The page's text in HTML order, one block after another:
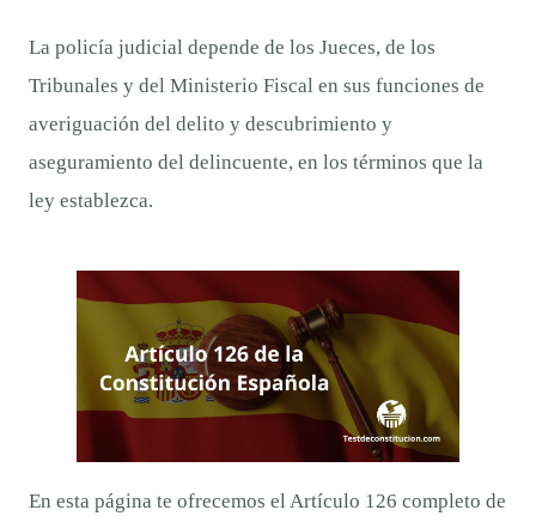
La policía judicial depende de los Jueces, de los
Tribunales y del Ministerio Fiscal en sus funciones de
averiguación del delito y descubrimiento y
aseguramiento del delincuente, en los términos que la
ley establezca.
En esta página te ofrecemos el Artículo 126 completo de